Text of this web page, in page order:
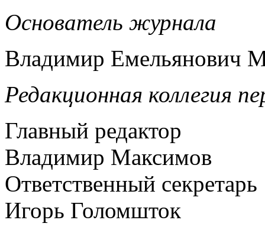
Основатель журнала
Владимир Емельянович
Редакционная коллегия
Главный редактор
Владимир Максимов
Ответственный секретарь
Игорь Голомшток